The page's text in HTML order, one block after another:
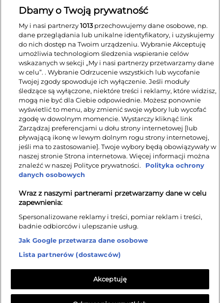
praca@woodica.pl
Copyright Woodica © 2026. Wszelkie prawa zastrzeżone.
Witryna wykorzystuje pliki cookies. Korzystanie z serwisu oznacza
chroniona jest prawem autorskim. Cała zawartość strony, w tym znaki
własnością firmy Made of Wood Group i podlegają ochronie na mocy
praw własności intelektualnej. Wszelkie przypadki niedozwolonego
Dbamy o Twoją prywatność
My i nasi partnerzy1013przechowujemy dane osobowe, np.
dane przeglądania lub unikalne identyfikatory, i uzyskujemy
do nich dostęp na Twoim urządzeniu. Wybranie Akceptuję
umożliwia technologiom śledzenia wspieranie celów
wskazanych w sekcji „My i nasi partnerzy przetwarzamy dane
w celu”. . Wybranie Odrzucenie wszystkich lub wycofanie
Twojej zgody spowoduje ich wyłączenie. Jeśli moduły
śledzące są wyłączone, niektóre treści i reklamy, które widzisz,
mogą nie być dla Ciebie odpowiednie. Możesz ponownie
wyświetlić to menu, aby zmienić swoje wybory lub wycofać
zgodę w dowolnym momencie. Wystarczy kliknąć link
Zarządzaj preferencjami u dołu strony internetowej [lub
pływającą ikonę w lewym dolnym rogu strony internetowej,
jeśli ma to zastosowanie]. Twoje wybory będą obowiązywały w
naszej stronie Strona internetowa. Więcej informacji można
znaleźć w naszej Polityce prywatności.
Polityka ochrony
danych osobowych
Wraz z naszymi partnerami przetwarzamy dane w celu
zapewnienia:
Spersonalizowane reklamy i treści, pomiar reklam i treści,
badnie odbiorców i ulepszanie usług.
Jak Google przetwarza dane osobowe
Lista partnerów (dostawców)
Akceptuję